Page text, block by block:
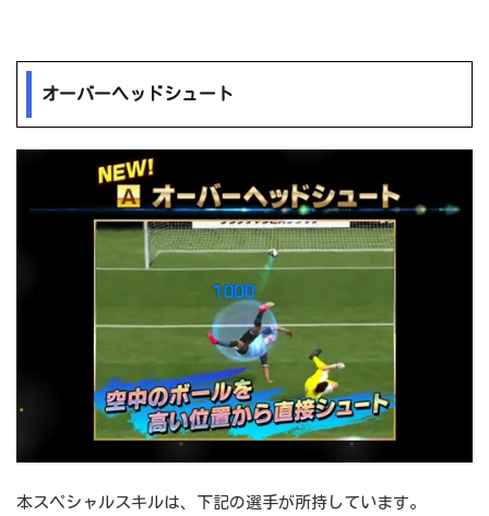
オーバーヘッドシュート
本スペシャルスキルは、下記の選手が所持しています。